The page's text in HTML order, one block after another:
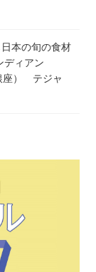
本の旬の食材
ディアン
座） テジャ